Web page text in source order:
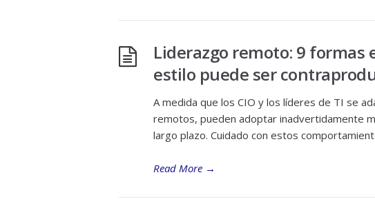
Liderazgo remoto: 9 formas
estilo puede ser
A medida que los CIO y los líderes de TI se
remotos, pueden adoptar inadvertidamente
largo plazo. Cuidado con estos
Read More →